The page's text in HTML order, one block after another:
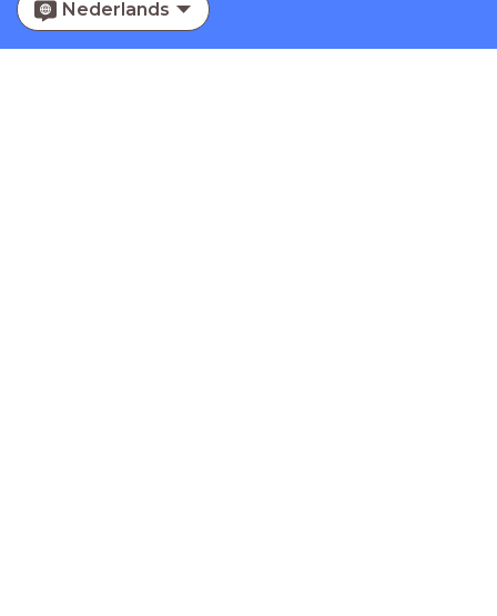
Nederlands